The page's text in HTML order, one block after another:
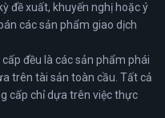
đề xuất, khuyến nghị hoặc ý
các sản phẩm giao dịch
đều là các sản phẩm phái
trên tài sản toàn cầu. Tất cả
cấp chỉ dựa trên việc thực